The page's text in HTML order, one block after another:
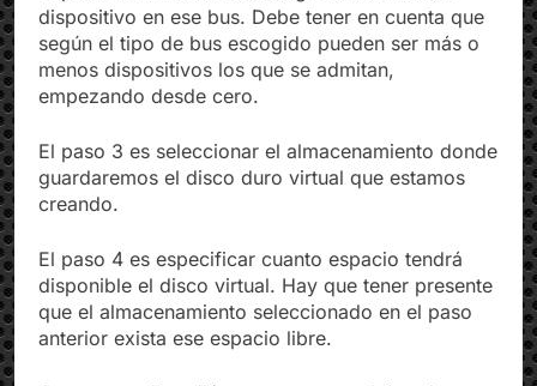
El paso número dos es escoger el número del
dispositivo en ese bus. Debe tener en cuenta que
según el tipo de bus escogido pueden ser más o
menos dispositivos los que se admitan,
El paso 3 es seleccionar el almacenamiento donde
guardaremos el disco duro virtual que estamos
El paso 4 es especificar cuanto espacio tendrá
disponible el disco virtual. Hay que tener presente
que el almacenamiento seleccionado en el paso